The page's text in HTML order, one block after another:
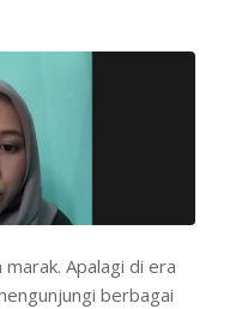
Apalagi di era
berbagai